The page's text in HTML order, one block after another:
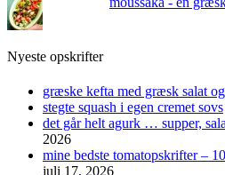
Nyeste opskrifter
græske kefta med græsk salat
stegte squash i egen cremet sovs
det går helt agurk … supper,
2026
mine bedste tomatopskrifter –
juli 17, 2026